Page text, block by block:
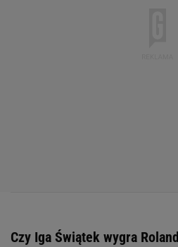
Czy Iga Świątek wygra